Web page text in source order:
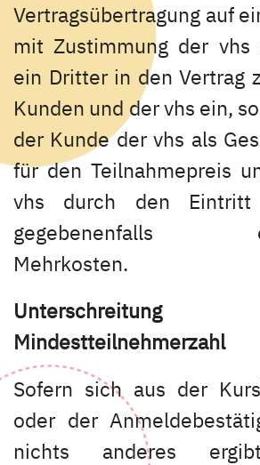
Vertragsübertragung auf
mit Zustimmung der vhs
ein Dritter in den Vertrag
Kunden und der vhs ein,
der Kunde der vhs als
für den Teilnahmepreis
vhs durch den
gegebenenfalls
Mehrkosten.
Mindestteilnehmerzahl
Sofern sich aus der
oder der
nichts anderes